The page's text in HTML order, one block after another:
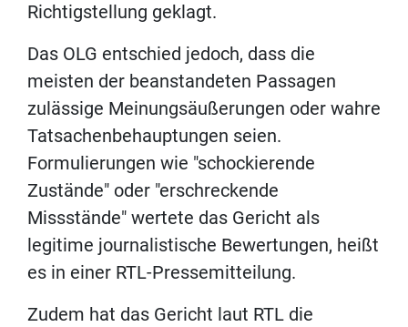
Richtigstellung geklagt.
Das OLG entschied jedoch, dass die
meisten der beanstandeten Passagen
zulässige Meinungsäußerungen oder wahre
Tatsachenbehauptungen seien.
Formulierungen wie "schockierende
Zustände" oder "erschreckende
Missstände" wertete das Gericht als
legitime journalistische Bewertungen, heißt
es in einer RTL-Pressemitteilung.
Zudem hat das Gericht laut RTL die